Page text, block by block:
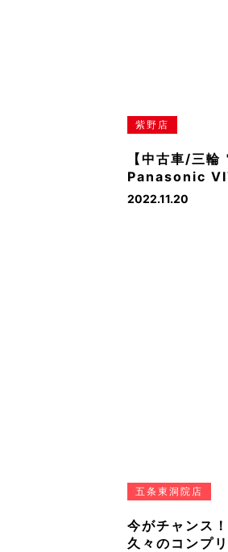
紫野店
【中古車/三輪
Panasonic
2022.11.20
五条東洞院店
今がチャンス
久々のコンプ